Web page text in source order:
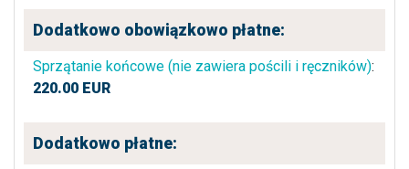
Dodatkowo obowiązkowo płatne:
Sprzątanie końcowe (nie zawiera pościli i ręczników):
220.00 EUR
Dodatkowo płatne: